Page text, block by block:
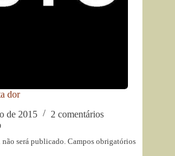
dor
de 2015
2 comentários
será publicado. Campos obrigatórios